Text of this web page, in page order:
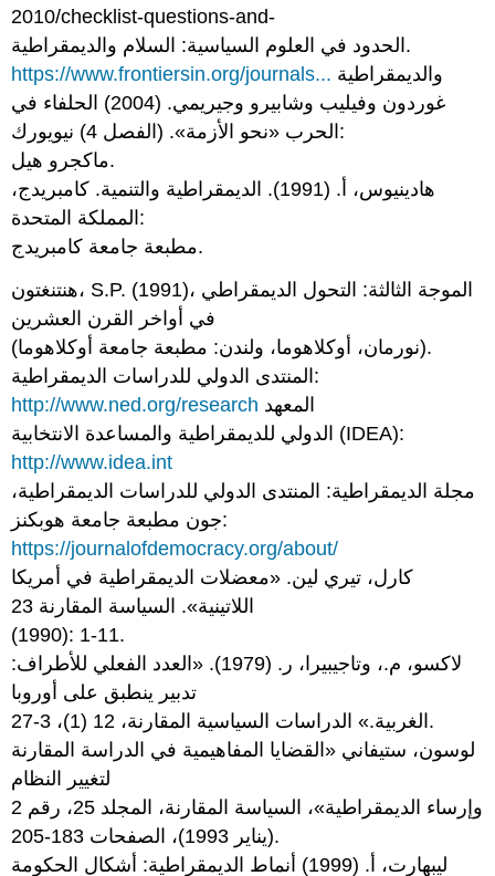
2010/checklist-questions-and-
الحدود في العلوم السياسية: السلام والديمقراطية.
https://www.frontiersin.org/journals... والديمقراطية
غوردون وفيليب وشابيرو وجيريمي. (2004) الحلفاء في
الحرب «نحو الأزمة». (الفصل 4) نيويورك:
ماكجرو هيل.
هادينيوس، أ. (1991). الديمقراطية والتنمية. كامبريدج،
المملكة المتحدة:
مطبعة جامعة كامبريدج.
هنتنغتون، S.P. (1991)، الموجة الثالثة: التحول الديمقراطي
في أواخر القرن العشرين
(نورمان، أوكلاهوما، ولندن: مطبعة جامعة أوكلاهوما).
المنتدى الدولي للدراسات الديمقراطية:
http://www.ned.org/research المعهد
الدولي للديمقراطية والمساعدة الانتخابية (IDEA):
http://www.idea.int
مجلة الديمقراطية: المنتدى الدولي للدراسات الديمقراطية،
جون مطبعة جامعة هوبكنز:
https://journalofdemocracy.org/about/
كارل، تيري لين. «معضلات الديمقراطية في أمريكا
اللاتينية». السياسة المقارنة 23
(1990): 1-11.
لاكسو، م.، وتاجيبيرا، ر. (1979). «العدد الفعلي للأطراف:
تدبير ينطبق على أوروبا
الغربية.» الدراسات السياسية المقارنة، 12 (1)، 3-27.
لوسون، ستيفاني «القضايا المفاهيمية في الدراسة المقارنة
لتغيير النظام
وإرساء الديمقراطية»، السياسة المقارنة، المجلد 25، رقم 2
(يناير 1993)، الصفحات 183-205.
ليبهارت، أ. (1999) أنماط الديمقراطية: أشكال الحكومة